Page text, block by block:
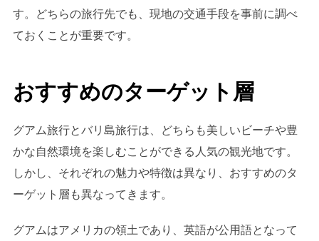
す。どちらの旅行先でも、現地の交通手段を事前に調べ
ておくことが重要です。
おすすめのターゲット層
グアム旅行とバリ島旅行は、どちらも美しいビーチや豊
かな自然環境を楽しむことができる人気の観光地です。
しかし、それぞれの魅力や特徴は異なり、おすすめのタ
ーゲット層も異なってきます。
グアムはアメリカの領土であり、英語が公用語となって